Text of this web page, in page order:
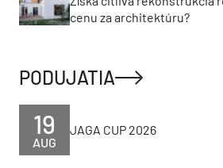
cenu za architektúru?
PODUJATIA
AUG
19 JAGA CUP 2026